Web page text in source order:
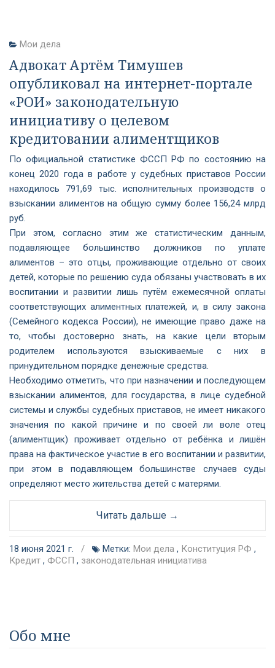
Мои дела
Адвокат Артём Тимушев
опубликовал на интернет-портале
«РОИ» законодательную
инициативу о целевом
кредитовании алиментщиков
По официальной статистике ФССП РФ по состоянию на
конец 2020 года в работе у судебных приставов России
находилось 791,69 тыс. исполнительных производств о
взыскании алиментов на общую сумму более 156,24 млрд
руб.
При этом, согласно этим же статистическим данным,
подавляющее большинство должников по уплате
алиментов – это отцы, проживающие отдельно от своих
детей, которые по решению суда обязаны участвовать в их
воспитании и развитии лишь путём ежемесячной оплаты
соответствующих алиментных платежей, и, в силу закона
(Семейного кодекса России), не имеющие право даже на
то, чтобы достоверно знать, на какие цели вторым
родителем используются взыскиваемые с них в
принудительном порядке денежные средства.
Необходимо отметить, что при назначении и последующем
взыскании алиментов, для государства, в лице судебной
системы и службы судебных приставов, не имеет никакого
значения по какой причине и по своей ли воле отец
(алиментщик) проживает отдельно от ребёнка и лишён
права на фактическое участие в его воспитании и развитии,
при этом в подавляющем большинстве случаев суды
определяют место жительства детей с матерями.
Читать дальше →
18 июня 2021 г. / Метки: Мои дела , Конституция РФ ,
Кредит , ФССП , законодательная инициатива
Обо мне